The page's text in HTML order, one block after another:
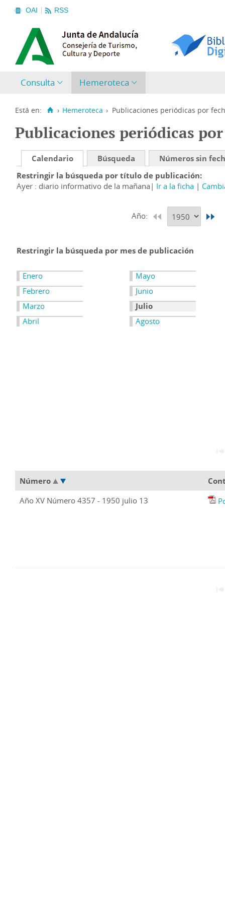
OAI RSS
Consulta Hemeroteca
Está en: › Hemeroteca › Publicaciones periódicas por
Publicaciones periódicas
Calendario Búsqueda
Números sin
Restringir la búsqueda por título de publicación
Ayer : diario informativo de la mañana
Ir a la ficha
Año:
Restringir la búsqueda por mes de publicación
Enero
Febrero
Marzo
Abril
Mayo
Junio
Julio
Agosto
Número
Año XV Número 4357 - 1950 julio 13